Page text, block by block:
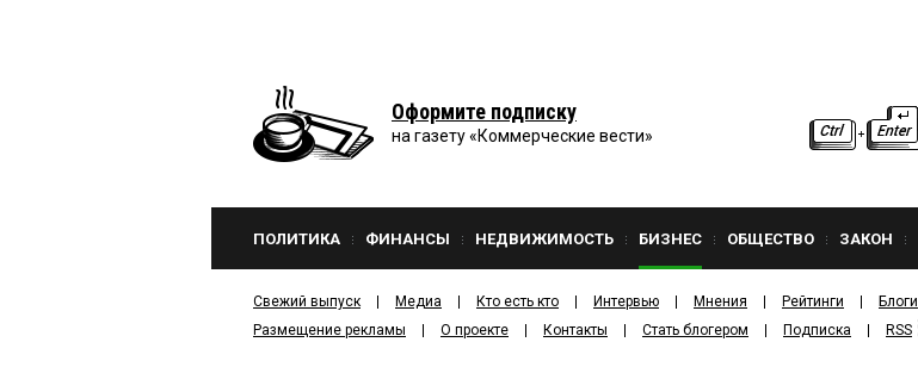
Оформите подписку
на газету «Коммерческие вести»
ПОЛИТИКА ФИНАНСЫ НЕДВИЖИМОСТЬ БИЗНЕС ОБЩЕСТВО ЗАКОН
Свежий выпуск Медиа Кто есть кто Интервью Мнения Рейтинги Блоги
Размещение рекламы
О проекте Контакты Стать блогером Подписка RSS